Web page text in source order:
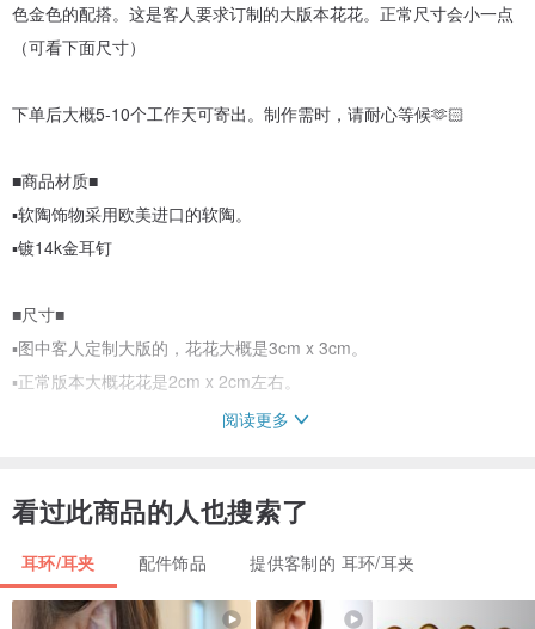
色金色的配搭。这是客人要求订制的大版本花花。正常尺寸会小一点
（可看下面尺寸）
下单后大概5-10个工作天可寄出。制作需时，请耐心等候🫶🏻
■商品材质■
▪︎软陶饰物采用欧美进口的软陶。
▪︎镀14k金耳钉
■尺寸■
▪︎图中客人定制大版的，花花大概是3cm x 3cm。
▪︎正常版本大概花花是2cm x 2cm左右。
▪︎请避免阳光直接照射，不佩戴时尽量放于阴凉处。
物亦会因氧化或个人体质变黑
▪︎请于佩戴后以软布擦拭后放入密实袋保存，尽量避免将饰品接触到化
阅读更多
看过此商品的人也搜索了
耳环/耳夹 配件饰品 提供客制的 耳环/耳夹